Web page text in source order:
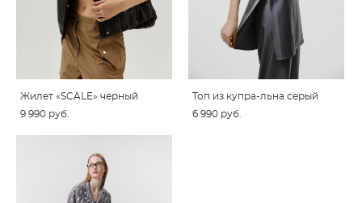
Жилет «SCALE» черный
9 990 pуб.
Топ из купра-льна серый
6 990 pуб.